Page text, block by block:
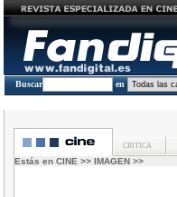
Buscar en
CRITICA
Estás en CINE >> IMAGEN >>